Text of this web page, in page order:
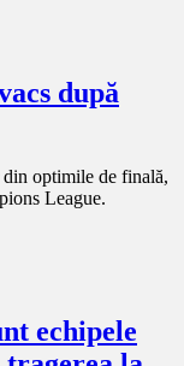
după
optimile de finală,
League.
echipele